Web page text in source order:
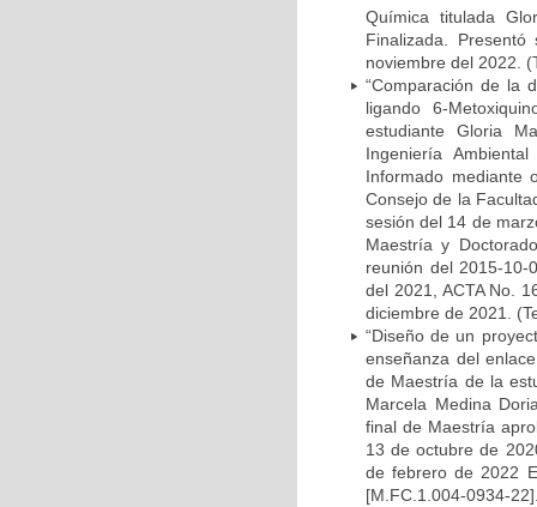
Química titulada
Finalizada.
noviembre del 2022.
“Comparación de la
ligando 6-
estudiante Gloria
Ingeniería
Informado mediante
Consejo de la
sesión del 14 de
Maestría y
reunión del 2015-10-
del 2021, ACTA No.
diciembre de 2021.
“Diseño de un
enseñanza del
de Maestría de la
Marcela Medina
final de Maestría
13 de octubre de
de febrero de 2022
[M.FC.1.004-0934-